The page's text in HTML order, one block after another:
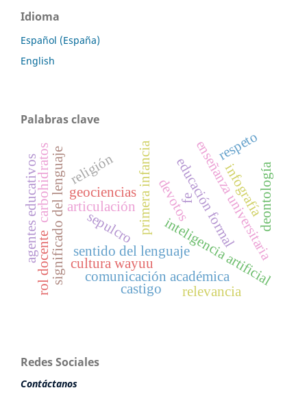
Idioma
Español (España)
English
Palabras clave
inteligencia artificial
enseñanza universitaria
primera infancia
articulación
significado del lenguaje
sentido del lenguaje
cultura wayuu
fe
devotos
sepulcro
geociencias
comunicación académica
educación formal
respeto
deontología
castigo
religión
carbohidratos
agentes educativos infografía
rol docente relevancia
Redes Sociales
Contáctanos